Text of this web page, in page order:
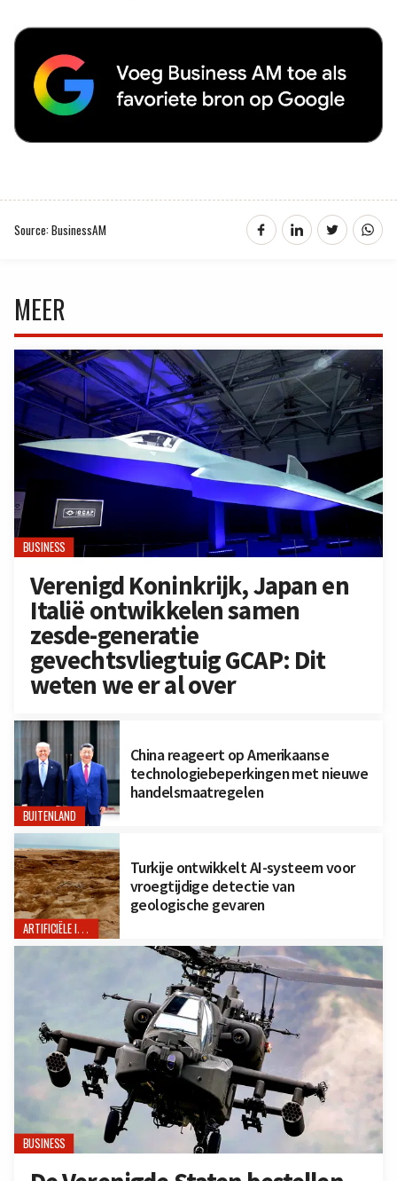
Source: BusinessAM
MEER
BUSINESS
Verenigd Koninkrijk, Japan en
Italië ontwikkelen samen
zesde-generatie
gevechtsvliegtuig GCAP: Dit
weten we er al over
BUITENLAND
China reageert op Amerikaanse
technologiebeperkingen met nieuwe
handelsmaatregelen
ARTIFICIËLE INTELLIGENTIE
Turkije ontwikkelt AI-systeem voor
vroegtijdige detectie van
geologische gevaren
BUSINESS